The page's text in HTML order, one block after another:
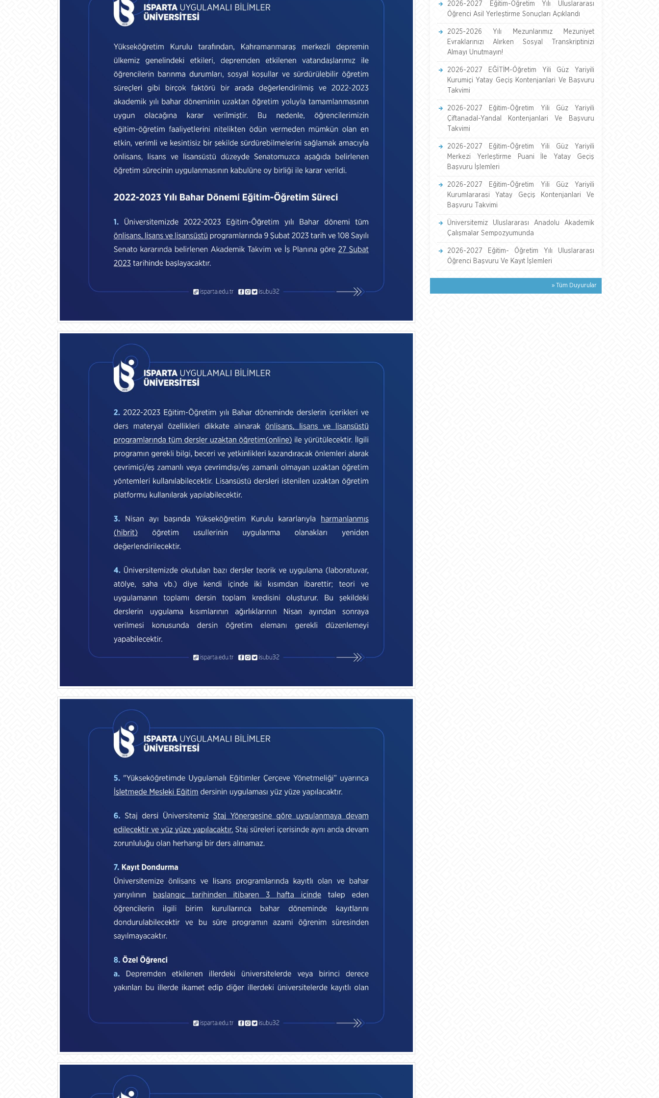
2026-2027 Eğitim-Öğretim Yılı Uluslararası
Öğrenci Asil Yerleştirme Sonuçları Açıklandı
2025-2026 Yılı Mezunlarımız Mezuniyet
Evraklarınızı Alırken Sosyal Transkriptinizi
Almayı Unutmayın!
2026-2027 EĞİTİM-Öğretim Yili Güz Yariyili
Kurumiçi Yatay Geçiş Kontenjanlari Ve Başvuru
Takvimi
2026-2027 Eğitim-Öğretim Yili Güz Yariyili
Çiftanadal-Yandal Kontenjanlari Ve Başvuru
Takvimi
2026-2027 Eğitim-Öğretim Yili Güz Yariyili
Merkezi Yerleştirme Puani İle Yatay Geçiş
Başvuru İşlemleri
2026-2027 Eğitim-Öğretim Yili Güz Yariyili
Kurumlararasi Yatay Geçiş Kontenjanlari Ve
Başvuru Takvimi
Üniversitemiz Uluslararası Anadolu Akademik
Çalışmalar Sempozyumunda
2026-2027 Eğitim- Öğretim Yılı Uluslararası
Öğrenci Başvuru Ve Kayıt İşlemleri
» Tüm Duyurular